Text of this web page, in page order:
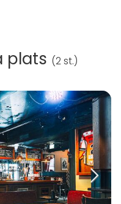
plats (2 st.)